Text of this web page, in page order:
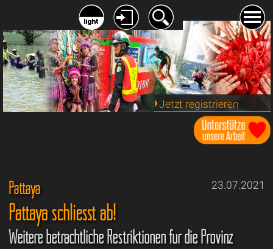
Jetzt registrieren
23.07.2021
Pattaya
Pattaya schliesst ab!
Weitere beträchtliche Restriktionen für die Provinz